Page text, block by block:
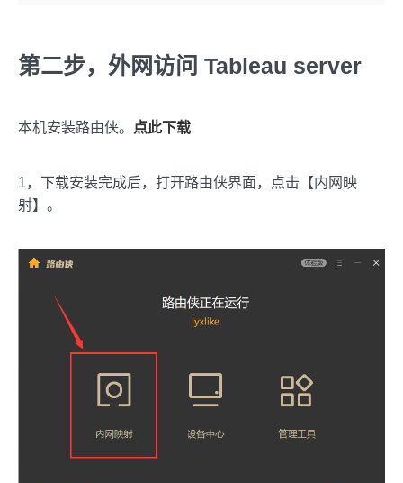
第二步，外网访问 Tableau server
本机安装路由侠。 点此下载
1，下载安装完成后，打开路由侠界面，点击【内网映
射】。